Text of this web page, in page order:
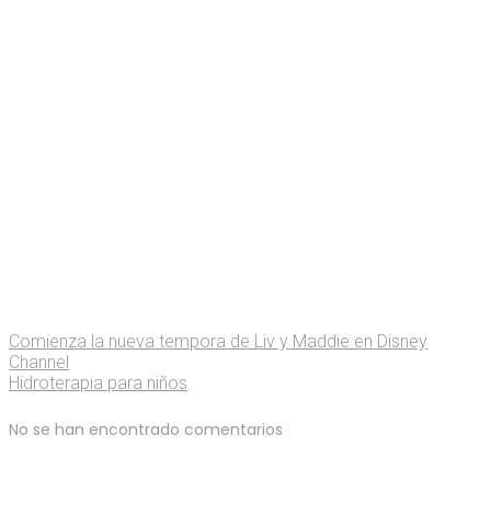
Comienza la nueva tempora de Liv y Maddie en Disney
Channel
Hidroterapia para niños
No se han encontrado comentarios